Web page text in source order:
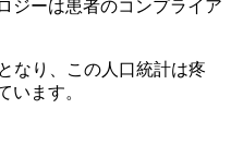
ジーは患者のコンプライア
なり、この人口統計は疼
ます。